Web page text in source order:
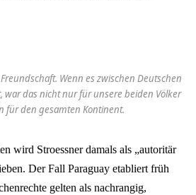
Wenn es zwischen Deutschen
war das nicht nur für unsere beiden Völker
für den gesamten Kontinent.
wird Stroessner damals als „autoritär
Der Fall Paraguay etabliert früh
gelten als nachrangig,